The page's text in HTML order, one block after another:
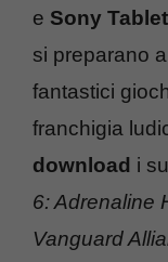
e Sony
si preparano
fantastici
franchigia
download i
6: Adrenaline
Vanguard